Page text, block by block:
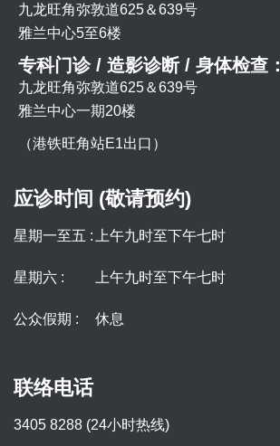
九龙旺角弥敦道625＆639号
雅兰中心5至6楼
专科门诊 / 造影诊断 / 身体检查：
九龙旺角弥敦道625＆639号
雅兰中心一期20楼
（港铁旺角站E1出口）
应诊时间 (敬请预约)
星期一至五 : 上午九时至下午七时
星期六 : 上午九时至下午七时
公众假期 : 休息
联络电话
3405 8288 (24小时热线)